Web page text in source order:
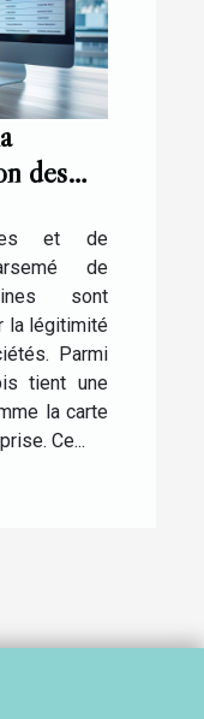
des
et de
de
sont
la légitimité
Parmi
tient une
la carte
Ce...